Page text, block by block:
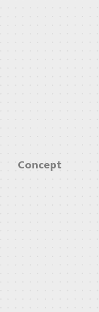
Concept